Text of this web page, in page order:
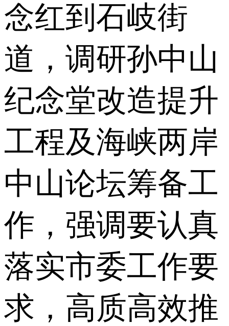
念红到石岐街
道，调研孙中山
纪念堂改造提升
工程及海峡两岸
中山论坛筹备工
作，强调要认真
落实市委工作要
求，高质高效推